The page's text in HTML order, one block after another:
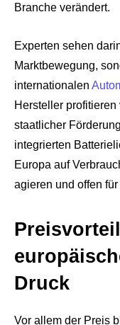
Branche verändert.
Experten sehen
Marktbewegung,
internationalen
Hersteller
staatlicher
integrierten
Europa auf
agieren und offen
Druck
Vor allem der Preis